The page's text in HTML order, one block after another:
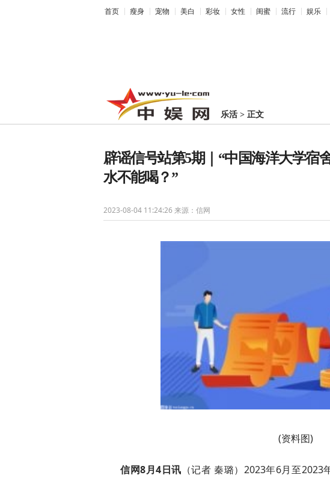
首页 瘦身 宠物 美白 彩妆 女性 闺蜜 流行 娱乐
乐活 > 正文
辟谣信号站第5期｜“中国海洋大学宿
水不能喝？”
2023-08-04 11:24:26来源：信网
(资料图)
信网8月4日讯 （记者 秦璐）2023年6月至